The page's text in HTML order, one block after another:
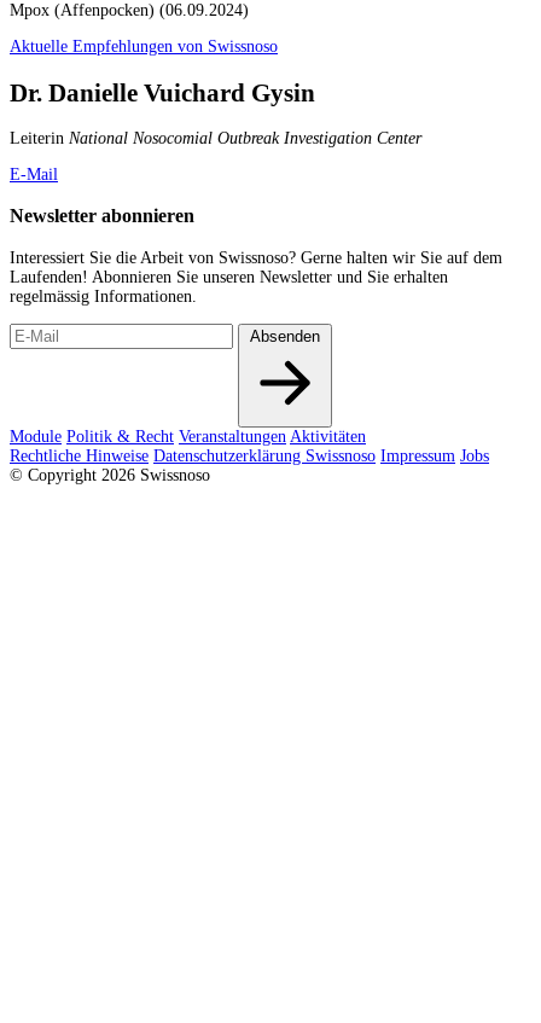
Mpox (Affenpocken) (06.09.2024)
Aktuelle Empfehlungen von Swissnoso
Dr. Danielle Vuichard Gysin
Leiterin National Nosocomial Outbreak Investigation Center
E-Mail
Newsletter abonnieren
Interessiert Sie die Arbeit von Swissnoso? Gerne halten wir Sie auf dem
Laufenden! Abonnieren Sie unseren Newsletter und Sie erhalten
regelmässig Informationen.
Absenden
Module Politik & Recht Veranstaltungen Aktivitäten
Rechtliche Hinweise Datenschutzerklärung Swissnoso Impressum Jobs
© Copyright 2026 Swissnoso